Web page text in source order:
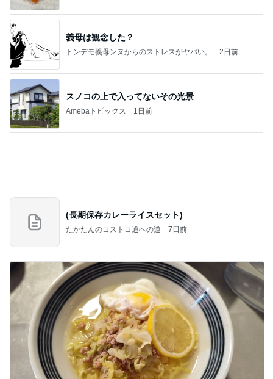
義母は観念した？
トンデモ義母ンヌからのストレスがヤバい。 2日前
スノコの上で入ってないその光景
Amebaトピックス 1日前
(長期保存カレーライスセット)
たかたんのコストコ通への道 7日前